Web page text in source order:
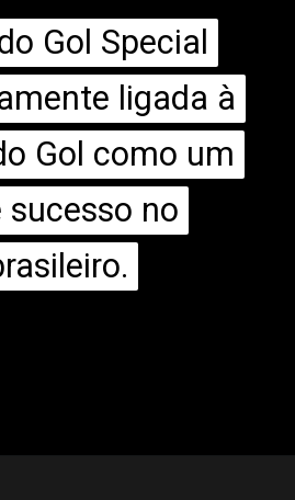
Gol Special
ligada à
Gol como um
sucesso no
Gol Special
ligada à
Gol como um
sucesso no